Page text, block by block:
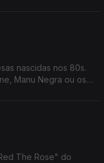
nascidas nos 80s.
Manu Negra ou os
The Rose" do